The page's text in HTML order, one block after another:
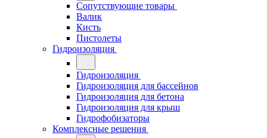
Сопутствующие товары
Валик
Кисть
Пистолеты
Гидроизоляция
Гидроизоляция
Гидроизоляция для бассейнов
Гидроизоляция для бетона
Гидроизоляция для крыш
Гидрофобизаторы
Комплексные решения